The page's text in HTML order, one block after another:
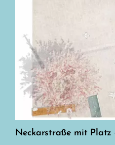
Neckarstraße mit Platz